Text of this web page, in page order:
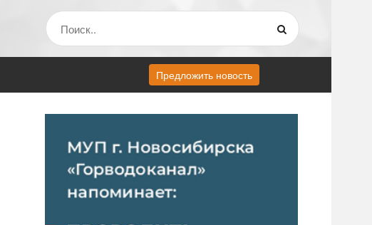
Предложить новость